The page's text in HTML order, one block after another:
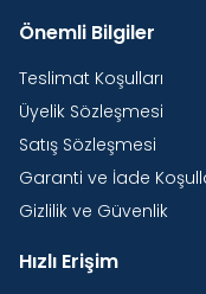
Önemli Bilgiler
Teslimat Koşulları
Üyelik Sözleşmesi
Satış Sözleşmesi
Garanti ve İade
Gizlilik ve Güvenlik
Hızlı Erişim